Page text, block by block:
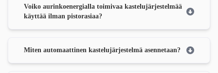
Voiko aurinkoenergialla toimivaa kastelujärjestelmää
käyttää ilman pistorasiaa?
Miten automaattinen kastelujärjestelmä asennetaan?